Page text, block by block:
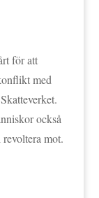
för att
med
också
mot.